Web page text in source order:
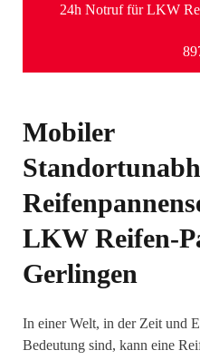
24h Notruf für LKW
Mobiler
LKW Reifen-
Gerlingen
In einer Welt, in der Zeit und
Bedeutung sind, kann eine